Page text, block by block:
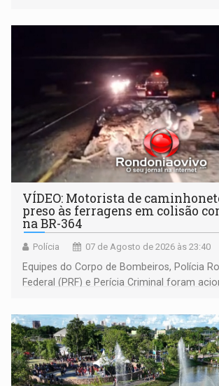
VÍDEO: Motorista de
preso às ferragens em colisão
na BR-364
Polícia 07 de Agosto de 2026 às 23:40
Equipes do Corpo de Bombeiros, Polícia
Federal (PRF) e Perícia Criminal foram